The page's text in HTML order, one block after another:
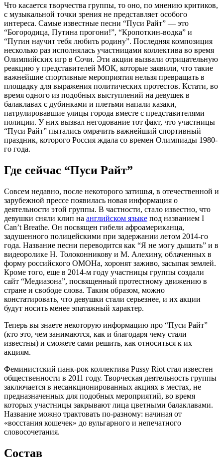
Что касается творчества группы, то оно, по мнению критиков,
с музыкальной точки зрения не представляет особого
интереса. Самые известные песни “Пуси Райт” — это
“Богородица, Путина прогони!”, “Кропоткин-водка” и
“Путин научит тебя любить родину”. Последняя композиция
несколько раз исполнялась участницами коллектива во время
Олимпийских игр в Сочи. Эти акции вызвали отрицательную
реакцию у представителей МОК, которые заявили, что такие
важнейшие спортивные мероприятия нельзя превращать в
площадку для выражения политических протестов. Кстати, во
время одного из подобных выступлений на девушек в
балаклавах с дубинками и плетьми напали казаки,
патрулировавшие улицы города вместе с представителями
полиции. У них вызвал негодование тот факт, что участницы
“Пуси Райт” пытались омрачить важнейший спортивный
праздник, которого Россия ждала со времен Олимпиады 1980-
го года.
Где сейчас “Пуси Райт”
Совсем недавно, после некоторого затишья, в отечественной и
зарубежной прессе появилась новая информация о
деятельности этой группы. В частности, стало известно, что
девушки сняли клип на английском языке под названием I
Can’t Breathe. Он посвящен гибели афроамериканца,
задушенного полицейскими при задержании летом 2014-го
года. Название песни переводится как “Я не могу дышать” и в
видеоролике Н. Толоконникову и М. Алехину, облаченных в
форму российского ОМОНа, хоронят заживо, засыпая землей.
Кроме того, еще в 2014-м году участницы группы создали
сайт “Медиазона”, посвященный протестному движению в
стране и свободе слова. Таким образом, можно
констатировать, что девушки стали серьезнее, и их акции
будут носить менее эпатажный характер.
Теперь вы знаете некоторую информацию про “Пуси Райт”
(кто это, чем занимаются, как и благодаря чему стали
известны) и сможете сами решить, как относиться к их
акциям.
Феминистский панк-рок коллектива Pussy Riot стал известен
общественности в 2011 году. Творческая деятельность группы
заключается в несанкционированных акциях в местах, не
предназначенных для подобных мероприятий, во время
которых участницы закрывают лица цветными балаклавами.
Название можно трактовать по-разному: начиная от
«восстания кошечек» до вульгарного и непечатного
словосочетания.
Состав